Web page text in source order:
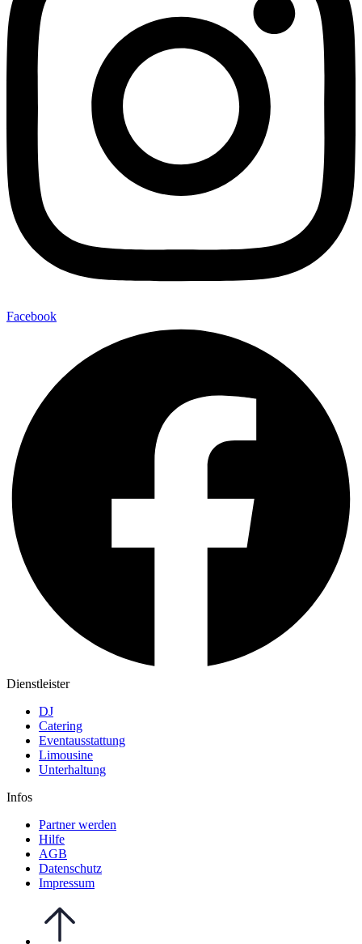
Facebook
Dienstleister
DJ
Catering
Eventausstattung
Limousine
Unterhaltung
Infos
Partner werden
Hilfe
AGB
Datenschutz
Impressum